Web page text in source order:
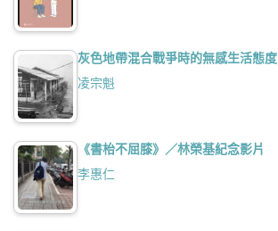
灰色地帶混合戰爭時的無感生活態度
凌宗魁
《書枱不屈膝》／林榮基紀念影片
李惠仁